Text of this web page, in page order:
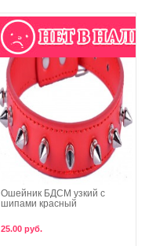
В корзину
Ошейник БДСМ узкий с
шипами красный
25.00 руб.